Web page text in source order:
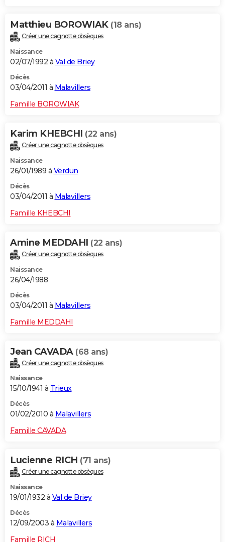
Matthieu BOROWIAK (18 ans)
Créer une cagnotte obsèques
Naissance
02/07/1992 à Val de Briey
Décès
03/04/2011 à Malavillers
Famille BOROWIAK
Karim KHEBCHI (22 ans)
Créer une cagnotte obsèques
Naissance
26/01/1989 à Verdun
Décès
03/04/2011 à Malavillers
Famille KHEBCHI
Amine MEDDAHI (22 ans)
Créer une cagnotte obsèques
Naissance
26/04/1988
Décès
03/04/2011 à Malavillers
Famille MEDDAHI
Jean CAVADA (68 ans)
Créer une cagnotte obsèques
Naissance
15/10/1941 à Trieux
Décès
01/02/2010 à Malavillers
Famille CAVADA
Lucienne RICH (71 ans)
Créer une cagnotte obsèques
Naissance
19/01/1932 à Val de Briey
Décès
12/09/2003 à Malavillers
Famille RICH